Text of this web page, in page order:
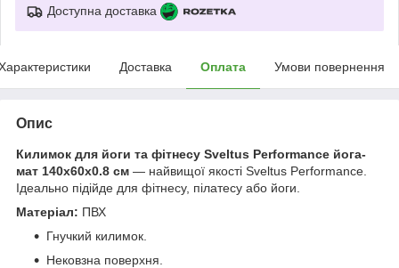
Доступна доставка
Доставка Оплата Умови повернення
Опис
Килимок для йоги та фітнесу Sveltus Performance йога-
мат 140х60х0.8 см — найвищої якості Sveltus Performance.
Ідеально підійде для фітнесу, пілатесу або йоги.
Матеріал: ПВХ
Гнучкий килимок.
Нековзна поверхня.